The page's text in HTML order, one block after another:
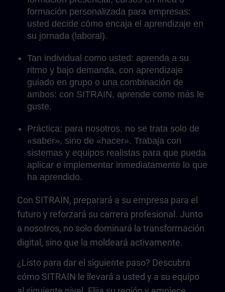
formación personalizada para empresas:
usted decide cómo encaja el aprendizaje en
su jornada (laboral).
Tan individual como usted: aprenda a su
ritmo y bajo demanda, con aprendizaje
guiado en grupo o una combinación de
ambos: con SITRAIN, aprende como más le
guste.
Práctica: para nosotros, no se trata solo de
«saber», sino de «hacer». Trabaja con
sistemas y equipos realistas para que pueda
aplicar e implementar inmediatamente lo que
ha aprendido.
Con SITRAIN, preparará a su empresa para el
futuro y reforzará su carrera profesional. Junto
a nosotros, no solo dominará la transformación
digital, sino que la moldeará activamente.
¿Listo para dar el siguiente paso? Descubra
cómo SITRAIN le llevará a usted y a su equipo